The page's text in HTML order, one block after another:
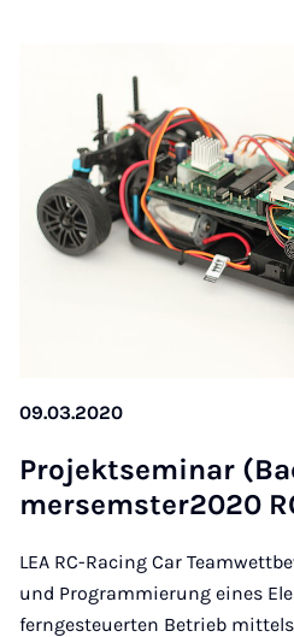
09.03.2020
Pro­jekt­sem­in­ar
mersem­ster­2020
LEA RC-Racing Car
und Programmierung eines
ferngesteuerten Betrieb